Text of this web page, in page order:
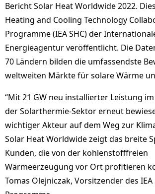
Bericht Solar Heat Worldwide 2022.
Heating and Cooling Technology
Programme (IEA SHC) der
Energieagentur veröffentlicht. Die
70 Ländern bilden die umfassendste
weltweiten Märkte für solare Wärme
“Mit 21 GW neu installierter Leistung
der Solarthermie-Sektor erneut
wichtiger Akteur auf dem Weg zur
Solar Heat Worldwide zeigt das breite
Kunden, die von der kohlenstofffreien
Wärmeerzeugung vor Ort profitieren
Tomas Olejniczak, Vorsitzender des IEA